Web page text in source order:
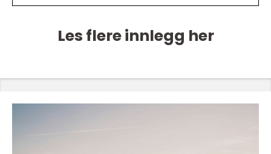
Les flere innlegg her